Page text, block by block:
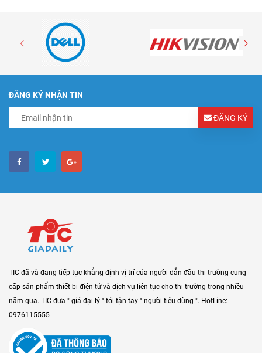
ĐĂNG KÝ NHẬN TIN
ĐĂNG KÝ
TIC đã và đang tiếp tục khẳng định vị trí của người dẫn đầu thị trường cung
cấp sản phẩm thiết bị điện tử và dịch vụ liên tục cho thị trường trong nhiều
năm qua. TIC đưa " giá đại lý " tới tận tay " người tiêu dùng ". HotLine:
0976115555